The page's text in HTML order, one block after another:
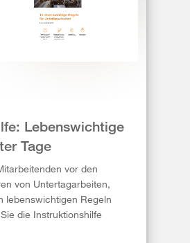
Lebenswichtige
Tage
vor den
von Untertagarbeiten,
lebenswichtigen Regeln
die Instruktionshilfe